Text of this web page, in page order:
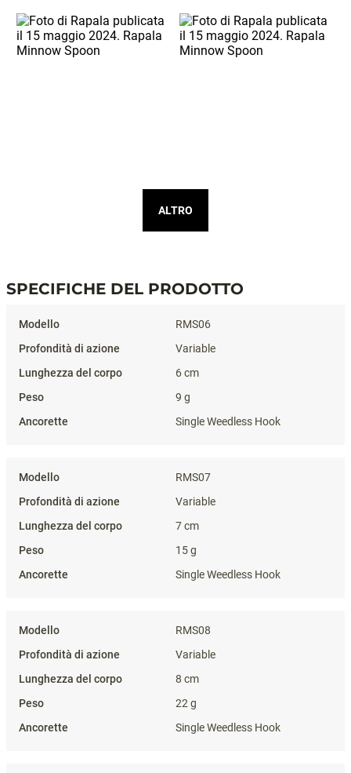
ALTRO
SPECIFICHE DEL PRODOTTO
RMS06
Variable
6 cm
9 g
Single Weedless Hook
RMS07
Variable
7 cm
15 g
Single Weedless Hook
RMS08
Variable
8 cm
22 g
Single Weedless Hook